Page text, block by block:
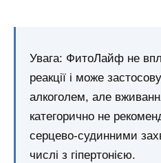
Увага: ФитоЛайф не
реакції і може
алкоголем, але
категорично не
серцево-судинними
числі з гіпертонією.